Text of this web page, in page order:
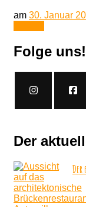
am 30. Januar
Folge uns!
Der
Der